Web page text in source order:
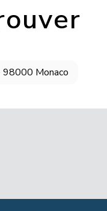
98000 Monaco